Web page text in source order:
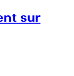
sur